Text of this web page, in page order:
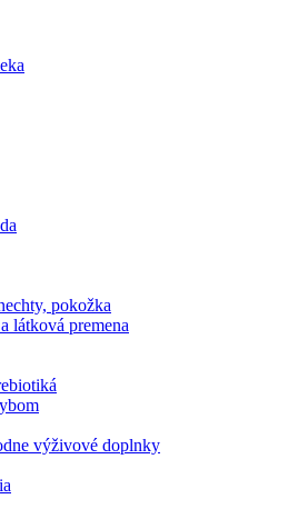
pokožka
látková premena
výživové doplnky